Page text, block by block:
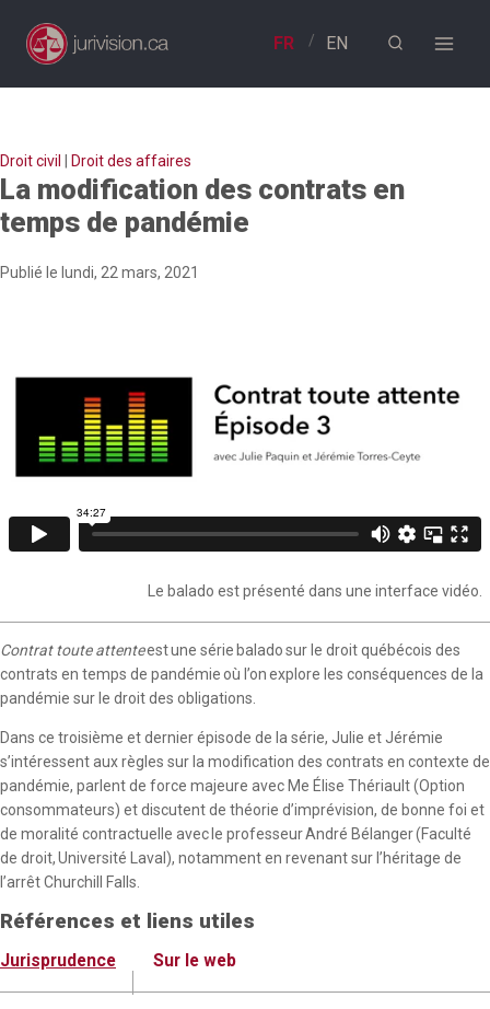
contenu
Droit civil Droit des affaires
La modification des contrats en
temps de pandémie
Publié le lundi, 22 mars, 2021
Le balado est présenté dans une interface vidéo.
Contrat toute attenteest une série balado sur le droit québécois des
contrats en temps de pandémie où l’on explore les conséquences de la
pandémie sur le droit des obligations.
Dans ce troisième et dernier épisode de la série, Julie et Jérémie
s’intéressent aux règles sur la modification des contrats en contexte de
pandémie, parlent de force majeure avec Me Élise Thériault (Option
consommateurs) et discutent de théorie d’imprévision, de bonne foi et
de moralité contractuelle avec le professeur André Bélanger (Faculté
de droit, Université Laval), notamment en revenant sur l’héritage de
l’arrêt Churchill Falls.
Références et liens utiles
Jurisprudence Sur le web